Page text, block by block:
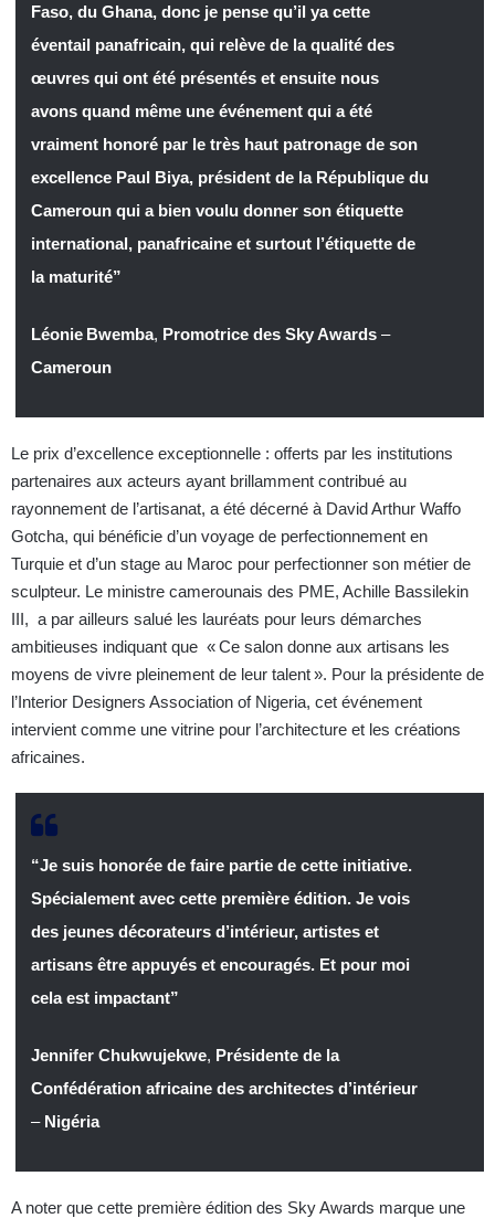
Faso, du Ghana, donc je pense qu’il ya cette
éventail panafricain, qui relève de la qualité des
œuvres qui ont été présentés et ensuite nous
avons quand même une événement qui a été
vraiment honoré par le très haut patronage de son
excellence Paul Biya, président de la République du
Cameroun qui a bien voulu donner son étiquette
international, panafricaine et surtout l’étiquette de
la maturité”
Léonie Bwemba, Promotrice des Sky Awards–
Cameroun
Le prix d’excellence exceptionnelle : offerts par les institutions
partenaires aux acteurs ayant brillamment contribué au
rayonnement de l’artisanat, a été décerné à David Arthur Waffo
Gotcha, qui bénéficie d’un voyage de perfectionnement en
Turquie et d’un stage au Maroc pour perfectionner son métier de
sculpteur. Le ministre camerounais des PME, Achille Bassilekin
III, a par ailleurs salué les lauréats pour leurs démarches
ambitieuses indiquant que « Ce salon donne aux artisans les
moyens de vivre pleinement de leur talent ». Pour la présidente de
l’Interior Designers Association of Nigeria, cet événement
intervient comme une vitrine pour l’architecture et les créations
africaines.
“Je suis honorée de faire partie de cette initiative.
Spécialement avec cette première édition. Je vois
des jeunes décorateurs d’intérieur, artistes et
artisans être appuyés et encouragés. Et pour moi
cela est impactant”
Jennifer Chukwujekwe, Présidente de la
Confédération africaine des architectes d’intérieur
– Nigéria
A noter que cette première édition des Sky Awards marque une